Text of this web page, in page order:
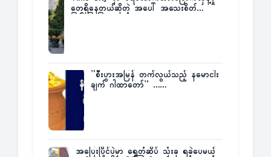
တွေရှိနေတယ်ဆိုတဲ့ အပေါ် အသေးစိတ်
”စီးပွားအမြန် တက်လွယ်သည့် နမောငါး
ချက် ဂါထာတော်” ……
အပြေးပြိုင်ပွဲမှာ ရွှေတံဆိပ် သုံးခု ရခဲ့ပေမယ့်